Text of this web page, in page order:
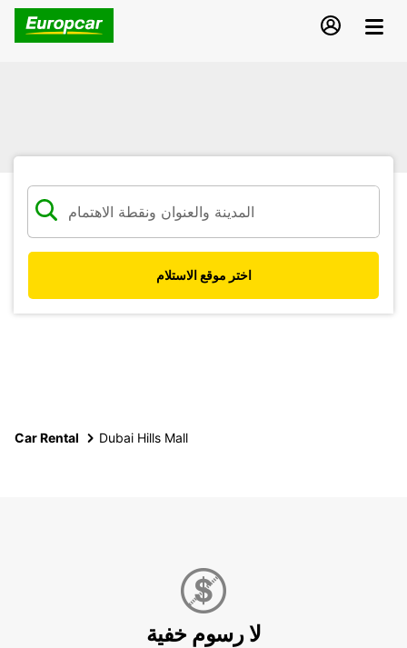
اختر موقع الاستلام
Car Rental Dubai Hills Mall
لا رسوم خفية